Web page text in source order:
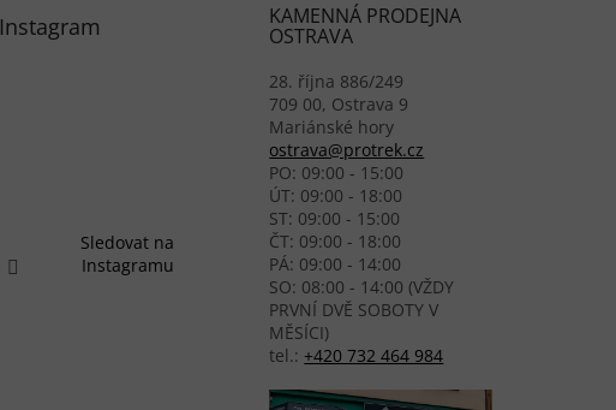
Instagram
Sledovat na
Instagramu
KAMENNÁ PRODEJNA
OSTRAVA
28. října 886/249
709 00, Ostrava 9
Mariánské hory
ostrava@protrek.cz
PO: 09:00 - 15:00
ÚT: 09:00 - 18:00
ST: 09:00 - 15:00
ČT: 09:00 - 18:00
PÁ: 09:00 - 14:00
SO: 08:00 - 14:00 (VŽDY
PRVNÍ DVĚ SOBOTY V
MĚSÍCI)
tel.:+420 732 464 984